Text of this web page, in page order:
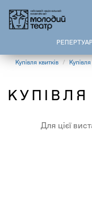
основного
Купівля квитків Купівля
Для цієї